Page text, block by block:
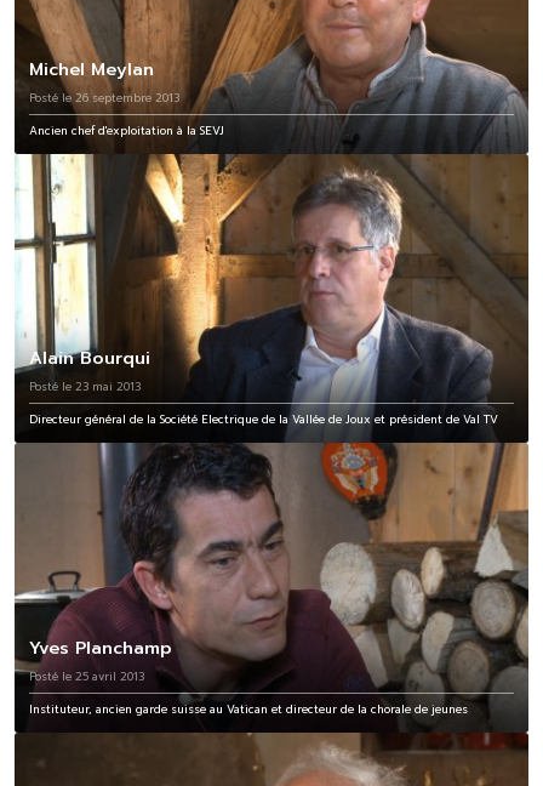
Michel Meylan
Posté le 26 septembre 2013
Ancien chef d'exploitation à la SEVJ
Alain Bourqui
Posté le 23 mai 2013
Directeur général de la Société Electrique de la Vallée de Joux et président de Val TV
Yves Planchamp
Posté le 25 avril 2013
Instituteur, ancien garde suisse au Vatican et directeur de la chorale de jeunes